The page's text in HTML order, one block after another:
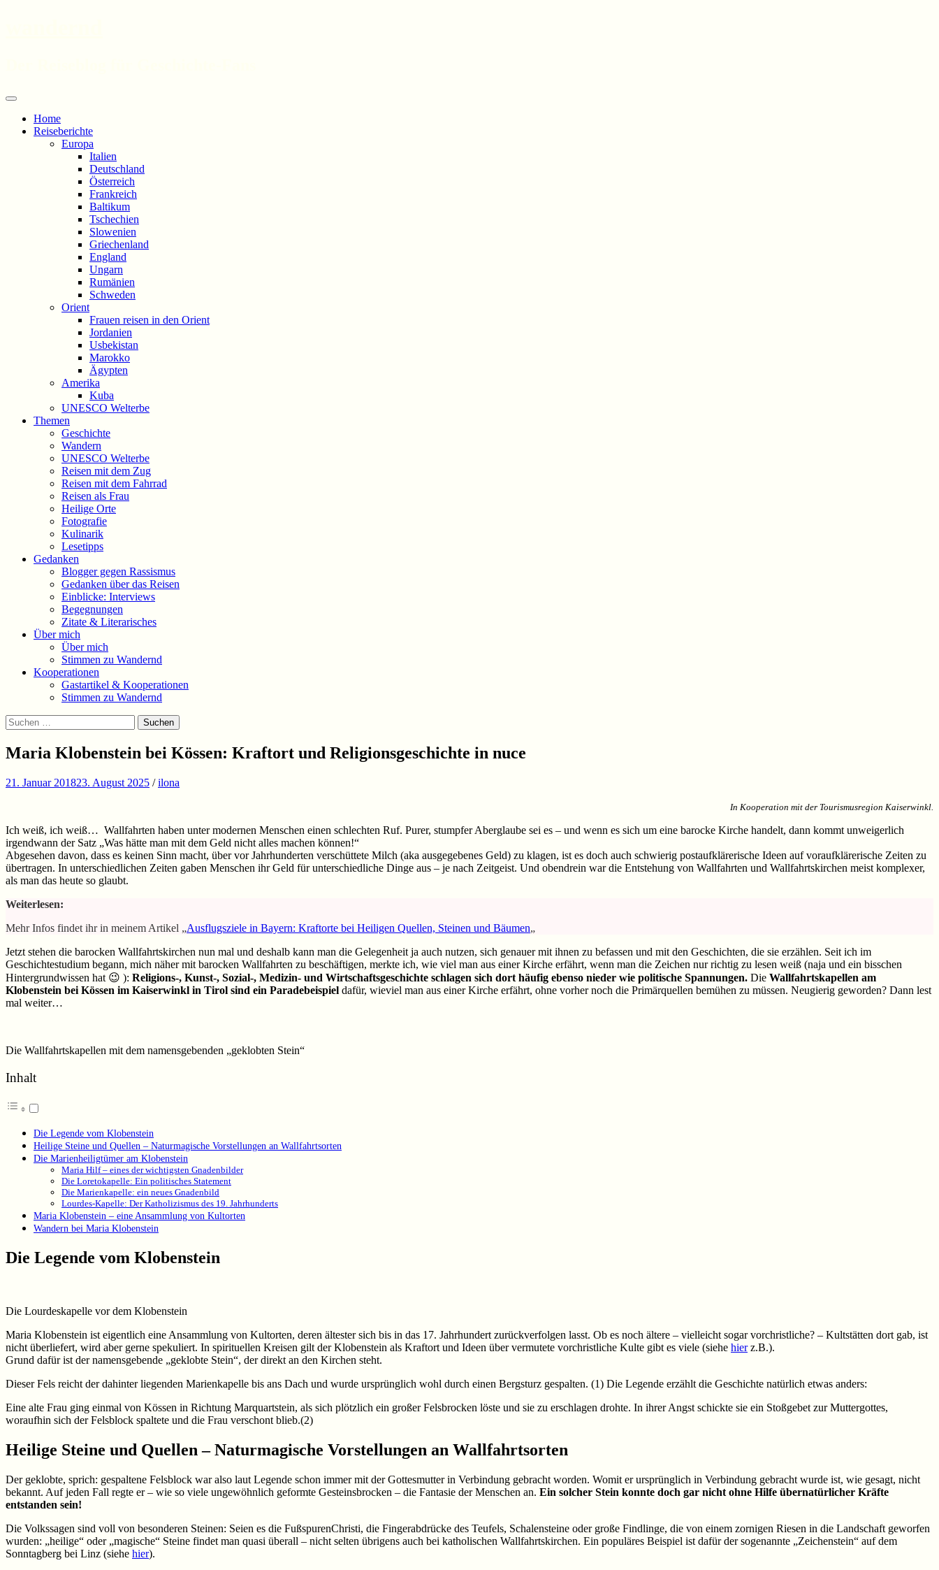
Menü
springen
Home
Reiseberichte
Europa
Italien
Deutschland
Österreich
Frankreich
Baltikum
Tschechien
Slowenien
Griechenland
England
Ungarn
Rumänien
Schweden
Orient
Frauen reisen in den Orient
Jordanien
Usbekistan
Marokko
Ägypten
Amerika
Kuba
UNESCO Welterbe
Themen
Geschichte
Wandern
UNESCO Welterbe
Reisen mit dem Zug
Reisen mit dem Fahrrad
Reisen als Frau
Heilige Orte
Fotografie
Kulinarik
Lesetipps
Gedanken
Blogger gegen Rassismus
Gedanken über das Reisen
Einblicke: Interviews
Begegnungen
Zitate & Literarisches
Über mich
Über mich
Stimmen zu Wandernd
Kooperationen
Gastartikel & Kooperationen
Stimmen zu Wandernd
Suchen
Suchen
nach:
Maria Klobenstein bei Kössen: Kraftort und Religionsgeschichte in nuce
21. Januar 201823. August 2025 /ilona
In Kooperation mit der Tourismusregion Kaiserwinkl.
Ich weiß, ich weiß… Wallfahrten haben unter modernen Menschen einen schlechten Ruf. Purer, stumpfer Aberglaube sei es – und wenn es sich um eine barocke Kirche handelt, dann kommt unweigerlich
irgendwann der Satz „Was hätte man mit dem Geld nicht alles machen können!“
Abgesehen davon, dass es keinen Sinn macht, über vor Jahrhunderten verschüttete Milch (aka ausgegebenes Geld) zu klagen, ist es doch auch schwierig postaufklärerische Ideen auf voraufklärerische Zeiten zu
übertragen. In unterschiedlichen Zeiten gaben Menschen ihr Geld für unterschiedliche Dinge aus – je nach Zeitgeist. Und obendrein war die Entstehung von Wallfahrten und Wallfahrtskirchen meist komplexer,
als man das heute so glaubt.
Weiterlesen:
Mehr Infos findet ihr in meinem Artikel „Ausflugsziele in Bayern: Kraftorte bei Heiligen Quellen, Steinen und Bäumen„
Jetzt stehen die barocken Wallfahrtskirchen nun mal und deshalb kann man die Gelegenheit ja auch nutzen, sich genauer mit ihnen zu befassen und mit den Geschichten, die sie erzählen. Seit ich im
Geschichtestudium begann, mich näher mit barocken Wallfahrten zu beschäftigen, merkte ich, wie viel man aus einer Kirche erfährt, wenn man die Zeichen nur richtig zu lesen weiß (naja und ein bisschen
Hintergrundwissen hat 😉 ): Religions-, Kunst-, Sozial-, Medizin- und Wirtschaftsgeschichte schlagen sich dort häufig ebenso nieder wie politische Spannungen. Die Wallfahrtskapellen am
Klobenstein bei Kössen im Kaiserwinkl in Tirol sind ein Paradebeispiel dafür, wieviel man aus einer Kirche erfährt, ohne vorher noch die Primärquellen bemühen zu müssen. Neugierig geworden? Dann lest
mal weiter…
Die Wallfahrtskapellen mit dem namensgebenden „geklobten Stein“
Inhalt
Die Legende vom Klobenstein
Heilige Steine und Quellen – Naturmagische Vorstellungen an Wallfahrtsorten
Die Marienheiligtümer am Klobenstein
Maria Hilf – eines der wichtigsten Gnadenbilder
Die Loretokapelle: Ein politisches Statement
Die Marienkapelle: ein neues Gnadenbild
Lourdes-Kapelle: Der Katholizismus des 19. Jahrhunderts
Maria Klobenstein – eine Ansammlung von Kultorten
Wandern bei Maria Klobenstein
Die Legende vom Klobenstein
Die Lourdeskapelle vor dem Klobenstein
Maria Klobenstein ist eigentlich eine Ansammlung von Kultorten, deren ältester sich bis in das 17. Jahrhundert zurückverfolgen lasst. Ob es noch ältere – vielleicht sogar vorchristliche? – Kultstätten dort gab, ist
nicht überliefert, wird aber gerne spekuliert. In spirituellen Kreisen gilt der Klobenstein als Kraftort und Ideen über vermutete vorchristliche Kulte gibt es viele (siehe hierz.B.).
Grund dafür ist der namensgebende „geklobte Stein“, der direkt an den Kirchen steht.
Dieser Fels reicht der dahinter liegenden Marienkapelle bis ans Dach und wurde ursprünglich wohl durch einen Bergsturz gespalten. (1) Die Legende erzählt die Geschichte natürlich etwas anders:
Eine alte Frau ging einmal von Kössen in Richtung Marquartstein, als sich plötzlich ein großer Felsbrocken löste und sie zu erschlagen drohte. In ihrer Angst schickte sie ein Stoßgebet zur Muttergottes,
woraufhin sich der Felsblock spaltete und die Frau verschont blieb.(2)
Heilige Steine und Quellen – Naturmagische Vorstellungen an Wallfahrtsorten
Der geklobte, sprich: gespaltene Felsblock war also laut Legende schon immer mit der Gottesmutter in Verbindung gebracht worden. Womit er ursprünglich in Verbindung gebracht wurde ist, wie gesagt, nicht
bekannt. Auf jeden Fall regte er – wie so viele ungewöhnlich geformte Gesteinsbrocken – die Fantasie der Menschen an. Ein solcher Stein konnte doch gar nicht ohne Hilfe übernatürlicher Kräfte
entstanden sein!
Die Volkssagen sind voll von besonderen Steinen: Seien es die FußspurenChristi, die Fingerabdrücke des Teufels, Schalensteine oder große Findlinge, die von einem zornigen Riesen in die Landschaft geworfen
wurden: „heilige“ oder „magische“ Steine findet man quasi überall – nicht selten übrigens auch bei katholischen Wallfahrtskirchen. Ein populäres Beispiel ist dafür der sogenannte „Zeichenstein“ auf dem
Sonntagberg bei Linz (siehe hier).